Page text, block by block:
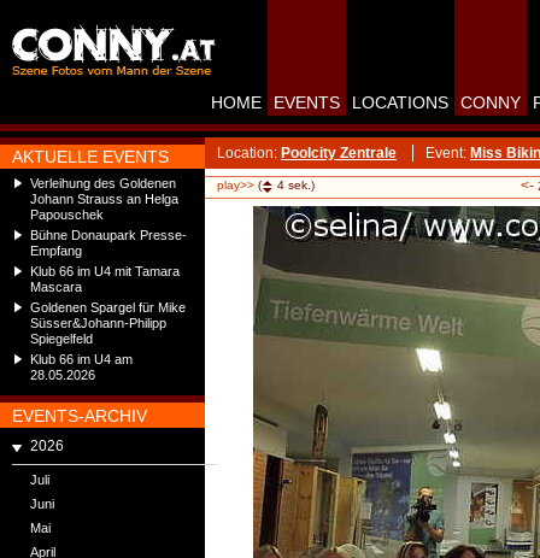
AKTUELLE EVENTS
Verleihung des Goldenen
Johann Strauss an Helga
Papouschek
Bühne Donaupark Presse-
Empfang
Klub 66 im U4 mit Tamara
Mascara
Goldenen Spargel für Mike
Süsser&Johann-Philipp
Spiegelfeld
Klub 66 im U4 am
28.05.2026
EVENTS-ARCHIV
2026
Juli
Juni
Mai
April
HOME EVENTS LOCATIONS CONNY
Location: Poolcity Zentrale Event: Miss
play>> ( 4 sek.) <-